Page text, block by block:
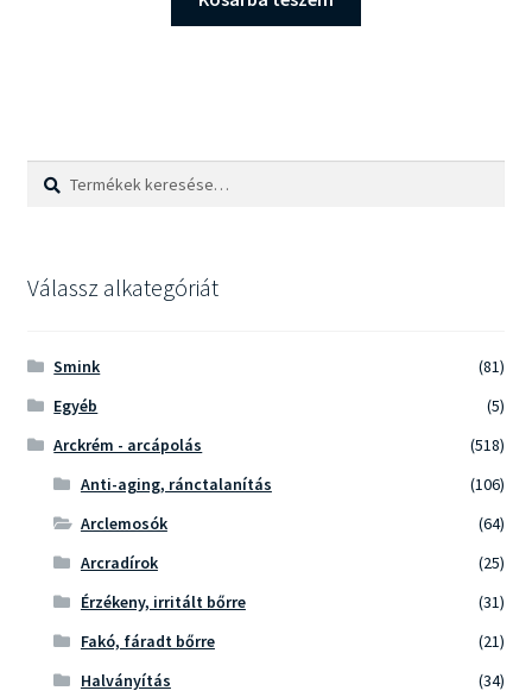
Keresés
Keresés
Válassz alkategóriát
Smink
(81)
Egyéb
(5)
Arckrém - arcápolás
(518)
Anti-aging, ránctalanítás
(106)
Arclemosók
(64)
Arcradírok
(25)
Érzékeny, irritált bőrre
(31)
Fakó, fáradt bőrre
(21)
Halványítás
(34)